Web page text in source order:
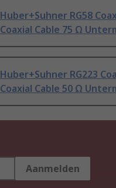
Huber+Suhner RG58
Coaxial Cable 75 Ω
Huber+Suhner RG223
Coaxial Cable 50 Ω
Aanmelden